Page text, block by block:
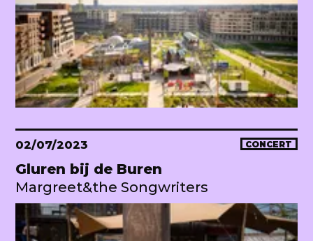
02/07/2023 CONCERT
Gluren bij de Buren
Margreet&the Songwriters